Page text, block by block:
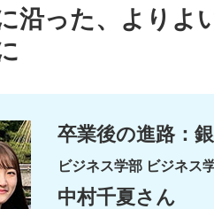
沿った、よりよ
卒業後の進路：
ビジネス学部 ビジネス
中村千夏さん